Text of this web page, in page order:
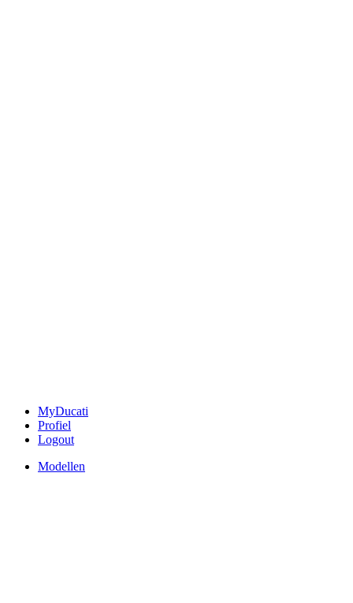
MyDucati
Profiel
Logout
Modellen